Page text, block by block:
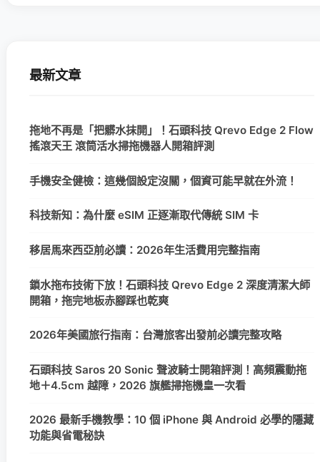
最新文章
拖地不再是「把髒水抹開」！石頭科技 Qrevo Edge 2 Flow
搖滾天王 滾筒活水掃拖機器人開箱評測
手機安全健檢：這幾個設定沒關，個資可能早就在外流！
科技新知：為什麼 eSIM 正逐漸取代傳統 SIM 卡
移居馬來西亞前必讀：2026年生活費用完整指南
鎖水拖布技術下放！石頭科技 Qrevo Edge 2 深度清潔大師
開箱，拖完地板赤腳踩也乾爽
2026年美國旅行指南：台灣旅客出發前必讀完整攻略
石頭科技 Saros 20 Sonic 聲波騎士開箱評測！高頻震動拖
地＋4.5cm 越障，2026 旗艦掃拖機皇一次看
2026 最新手機教學：10 個 iPhone 與 Android 必學的隱藏
功能與省電秘訣